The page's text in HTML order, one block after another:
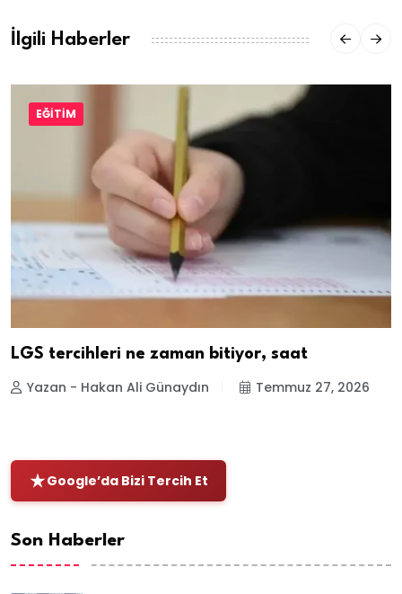
İlgili Haberler
EĞITIM
LGS tercihleri ne zaman bitiyor, saat
Yazan - Hakan Ali Günaydın Temmuz 27, 2026
Google’da Bizi Tercih Et
Son Haberler